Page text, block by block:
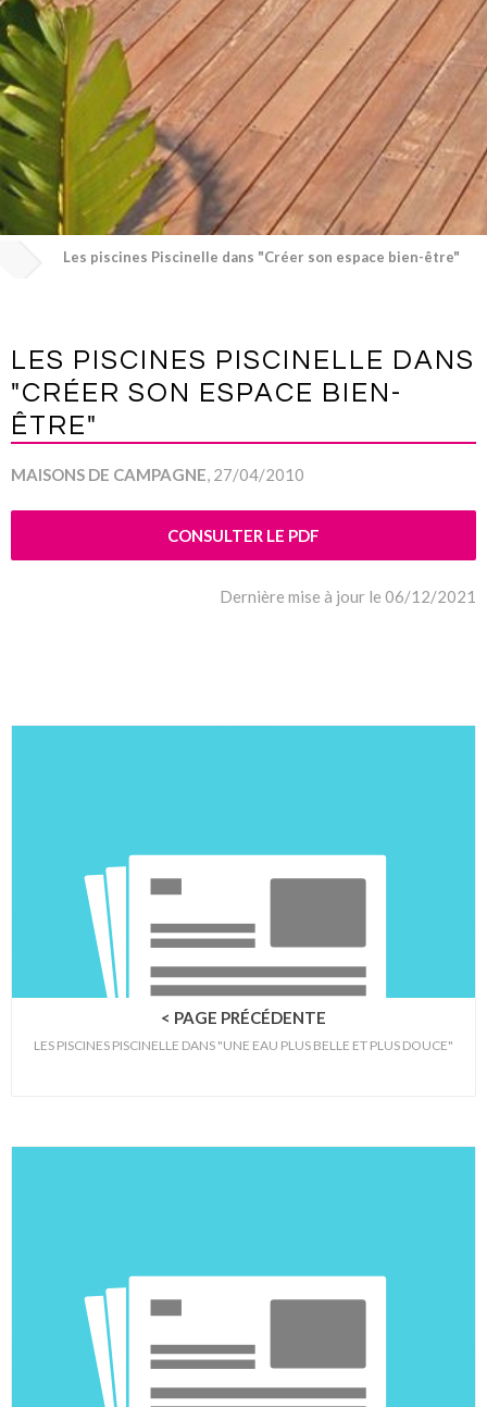
Les piscines Piscinelle dans "Créer son espace bien-être"
LES PISCINES PISCINELLE DANS
"CRÉER SON ESPACE BIEN-
ÊTRE"
MAISONS DE CAMPAGNE, 27/04/2010
CONSULTER LE PDF
Dernière mise à jour le 06/12/2021
< PAGE PRÉCÉDENTE
LES PISCINES PISCINELLE DANS "UNE EAU PLUS BELLE ET PLUS DOUCE"